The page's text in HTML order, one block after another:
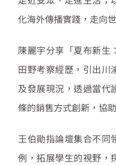
化海外傳播實踐，走向
陳麗宇分享「夏布新生
田野考察經歷，引出川
及發展現況，透過當代
條的銷售方式創新，協
王伯勛指論壇集合不同
例，拓展學生的視野，